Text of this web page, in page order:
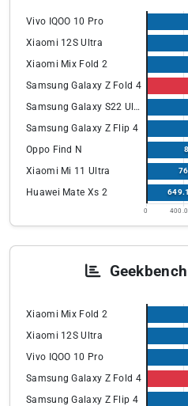
Vivo IQOO 10 Pro
Xiaomi 12S Ultra
Xiaomi Mix Fold 2
Samsung Galaxy Z Fold 4
Samsung Galaxy S22 Ultra
Samsung Galaxy Z Flip 4
Oppo Find N
Xiaomi Mi 11 Ultra
Huawei Mate Xs 2
0
Xiaomi Mix Fold 2
Xiaomi 12S Ultra
Vivo IQOO 10 Pro
Samsung Galaxy Z Fold 4
Samsung Galaxy Z Flip 4